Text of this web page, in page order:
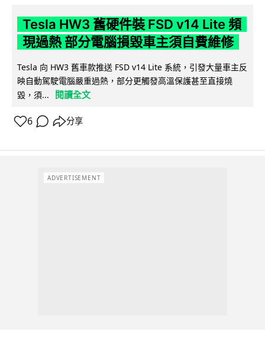
Tesla HW3 舊硬件裝 FSD v14 Lite 頻
現過熱 部分電腦損毀車主須自費維修
Tesla 向 HW3 舊車款推送 FSD v14 Lite 系統，引發大量車主反
映自動駕駛電腦嚴重過熱，部分更觸發高溫保護甚至直接燒
毀，須...
閱讀全文
6 分享
ADVERTISEMENT